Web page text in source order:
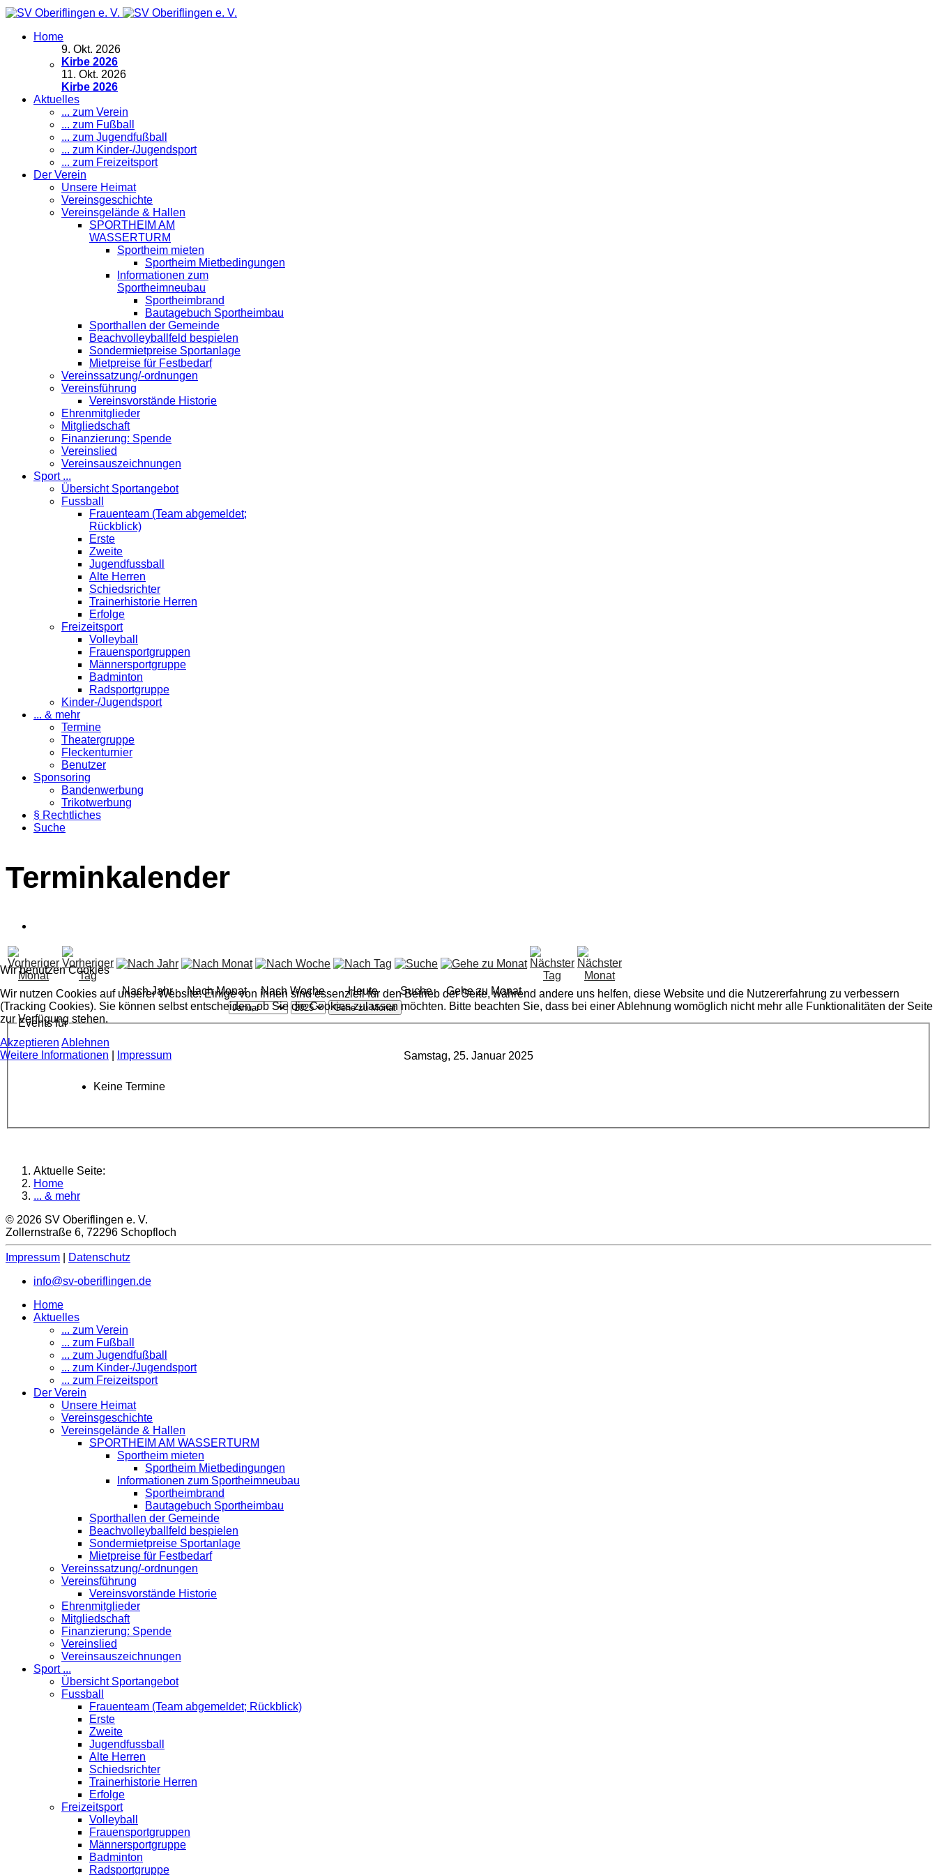
Home
9. Okt. 2026
Kirbe 2026
11. Okt. 2026
Kirbe 2026
Aktuelles
... zum Verein
... zum Fußball
... zum Jugendfußball
... zum Kinder-/Jugendsport
... zum Freizeitsport
Der Verein
Unsere Heimat
Vereinsgeschichte
Vereinsgelände & Hallen
SPORTHEIM AM
WASSERTURM
Sportheim mieten
Sportheim Mietbedingungen
Informationen zum
Sportheimneubau
Sportheimbrand
Bautagebuch Sportheimbau
Sporthallen der Gemeinde
Beachvolleyballfeld bespielen
Sondermietpreise Sportanlage
Mietpreise für Festbedarf
Vereinssatzung/-ordnungen
Vereinsführung
Vereinsvorstände Historie
Ehrenmitglieder
Mitgliedschaft
Finanzierung: Spende
Vereinslied
Vereinsauszeichnungen
Sport ...
Übersicht Sportangebot
Fussball
Frauenteam (Team abgemeldet;
Rückblick)
Erste
Zweite
Jugendfussball
Alte Herren
Schiedsrichter
Trainerhistorie Herren
Erfolge
Freizeitsport
Volleyball
Frauensportgruppen
Männersportgruppe
Badminton
Radsportgruppe
Kinder-/Jugendsport
... & mehr
Termine
Theatergruppe
Fleckenturnier
Benutzer
Sponsoring
Bandenwerbung
Trikotwerbung
§ Rechtliches
Suche
Terminkalender
Nach Jahr Nach Monat Nach Woche Heute Suche Gehe zu Monat
Gehe zu Monat
Events für
Samstag, 25. Januar 2025
Keine Termine
Aktuelle Seite:
Home
... & mehr
© 2026 SV Oberiflingen e. V.
Zollernstraße 6, 72296 Schopfloch
Impressum
Datenschutz
info@sv-oberiflingen.de
Home
Aktuelles
... zum Verein
... zum Fußball
... zum Jugendfußball
... zum Kinder-/Jugendsport
... zum Freizeitsport
Der Verein
Unsere Heimat
Vereinsgeschichte
Vereinsgelände & Hallen
SPORTHEIM AM WASSERTURM
Sportheim mieten
Sportheim Mietbedingungen
Informationen zum Sportheimneubau
Sportheimbrand
Bautagebuch Sportheimbau
Sporthallen der Gemeinde
Beachvolleyballfeld bespielen
Sondermietpreise Sportanlage
Mietpreise für Festbedarf
Vereinssatzung/-ordnungen
Vereinsführung
Vereinsvorstände Historie
Ehrenmitglieder
Mitgliedschaft
Finanzierung: Spende
Vereinslied
Vereinsauszeichnungen
Sport ...
Übersicht Sportangebot
Fussball
Frauenteam (Team abgemeldet; Rückblick)
Erste
Zweite
Jugendfussball
Alte Herren
Schiedsrichter
Trainerhistorie Herren
Erfolge
Freizeitsport
Volleyball
Frauensportgruppen
Männersportgruppe
Badminton
Radsportgruppe
Wir benutzen Cookies
Wir nutzen Cookies auf unserer Website. Einige von ihnen sind essenziell für den Betrieb der Seite, während andere uns helfen, diese Website und die Nutzererfahrung zu verbessern
(Tracking Cookies). Sie können selbst entscheiden, ob Sie die Cookies zulassen möchten. Bitte beachten Sie, dass bei einer Ablehnung womöglich nicht mehr alle Funktionalitäten der Seite
zur Verfügung stehen.
Akzeptieren Ablehnen
Weitere Informationen
Impressum